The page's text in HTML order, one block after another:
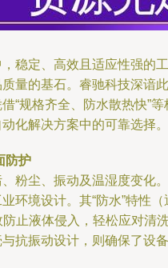
稳定、高效且适应性强的工
量的基石。睿驰科技深谙此
“规格齐全、防水散热快”等
化解决方案中的可靠选择。
防护
粉尘、振动及温湿度变化。
环境设计。其“防水”特性（
止液体侵入，轻松应对清
抗振动设计，则确保了设备